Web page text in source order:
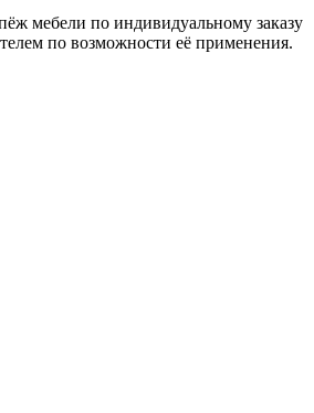
мебели по индивидуальному заказу
по возможности её применения.